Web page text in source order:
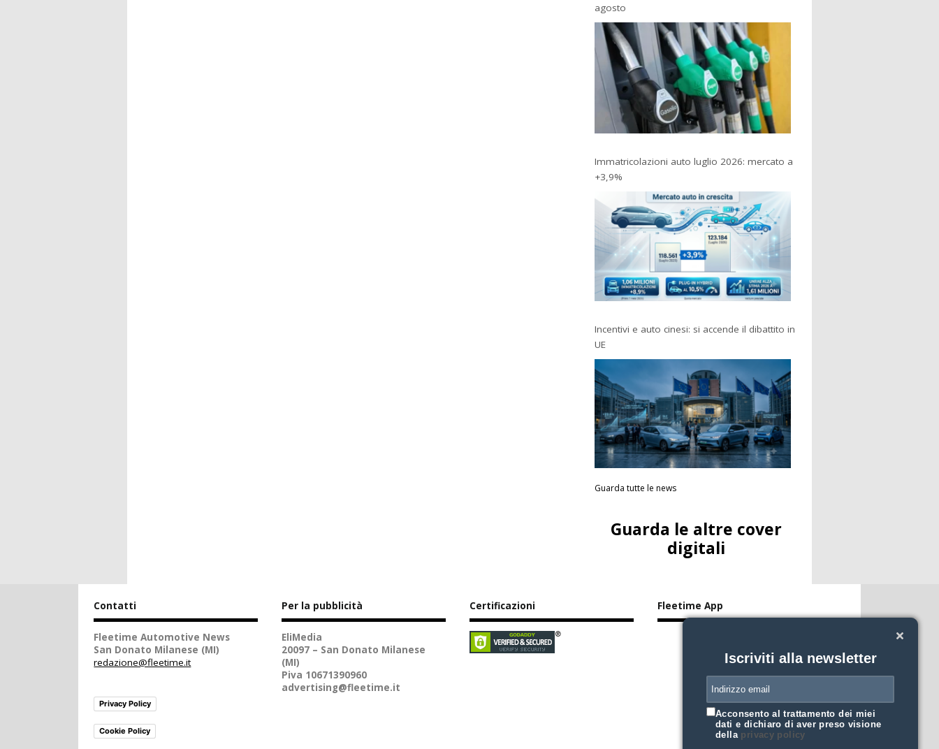
agosto
Immatricolazioni auto luglio 2026: mercato a
+3,9%
Incentivi e auto cinesi: si accende il dibattito in
UE
Guarda tutte le news
Iscriviti alla newsletter
Acconsento al trattamento dei miei
dati e dichiaro di aver preso visione
della privacy policy
Guarda le altre cover
digitali
Contatti
Fleetime Automotive News
San Donato Milanese (MI)
redazione@fleetime.it
Privacy Policy
Cookie Policy
Per la pubblicità
EliMedia
20097 – San Donato Milanese
(MI)
Piva 10671390960
advertising@fleetime.it
Certificazioni Fleetime App